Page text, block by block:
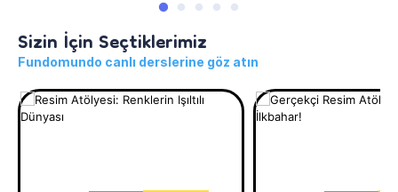
Sizin İçin Seçtiklerimiz
Fundomundo canlı derslerine göz atın